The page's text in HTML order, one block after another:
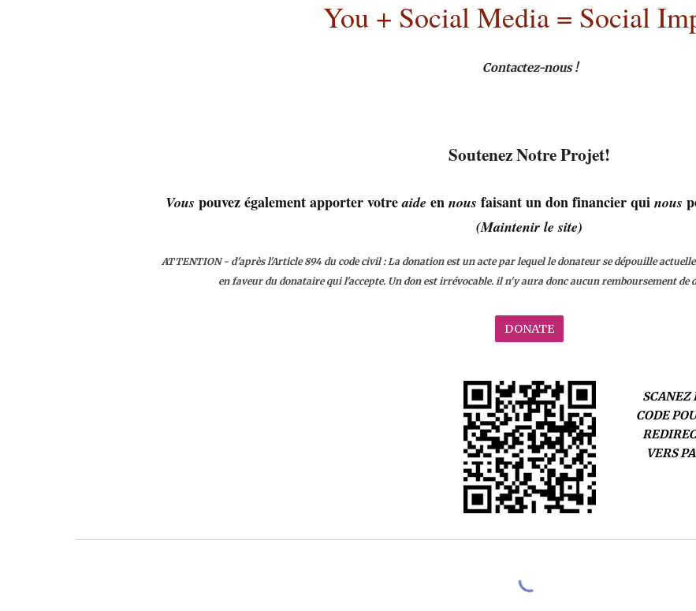
You + Social Media = Social
Contactez-nous !
Soutenez Notre Projet!
Vous pouvez également apporter votreaide en nous faisant un don financier qui nous
(Maintenir le site)
ATTENTION - d'après l'Article 894 du code civil : La donation est un acte par lequel le donateur se dépouille
en faveur du donataire qui l'accepte. Un don est irrévocable. il n'y aura donc aucun remboursement de
DONATE
SCANEZ
CODE
VERS